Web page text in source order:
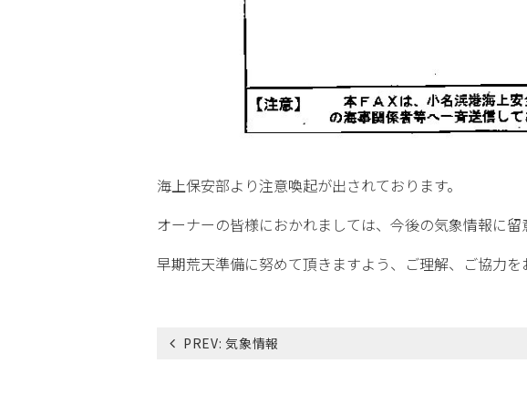
海上保安部より注意喚起が出されております。
オーナーの皆様におかれましては、今後の気象情報に留
早期荒天準備に努めて頂きますよう、ご理解、ご協力を
PREV: 気象情報